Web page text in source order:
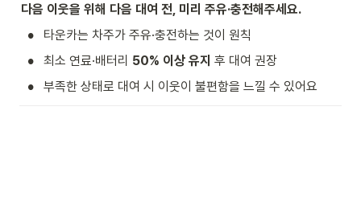
다음 이웃을 위해 다음 대여 전, 미리 주유·충전해주세요.
• 타운카는 차주가 주유·충전하는 것이 원칙
• 최소 연료·배터리 50% 이상 유지 후 대여 권장
• 부족한 상태로 대여 시 이웃이 불편함을 느낄 수 있어요